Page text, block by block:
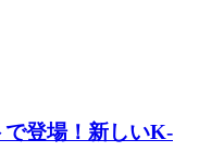
登場！新しいK-